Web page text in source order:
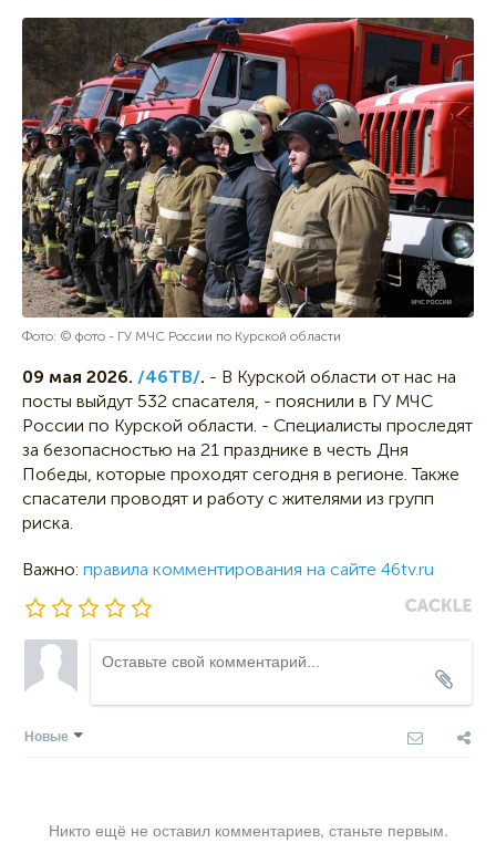
Фото: © фото - ГУ МЧС России по Курской области
09 мая 2026. /46ТВ/. - В Курской области от нас на
посты выйдут 532 спасателя, - пояснили в ГУ МЧС
России по Курской области. - Специалисты проследят
за безопасностью на 21 празднике в честь Дня
Победы, которые проходят сегодня в регионе. Также
спасатели проводят и работу с жителями из групп
риска.
Важно: правила комментирования на сайте 46tv.ru
Новые
Никто ещё не оставил комментариев, станьте первым.